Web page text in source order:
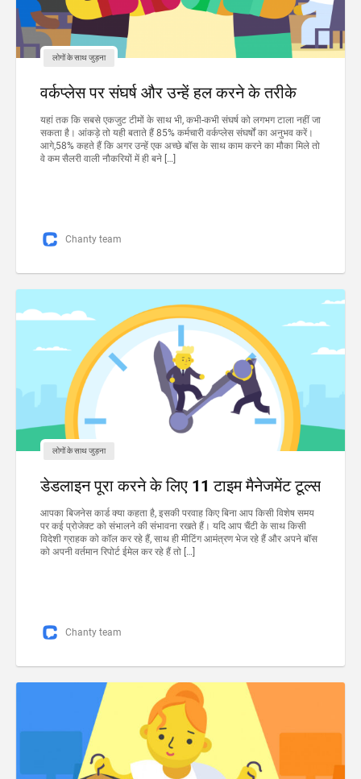
लोगों के साथ जुड़ना
वर्कप्लेस पर संघर्ष और उन्हें हल करने के तरीके
यहां तक ​​कि सबसे एकजुट टीमों के साथ भी, कभी-कभी संघर्ष को लगभग टाला नहीं जा
सकता है। आंकड़े तो यही बताते हैं 85% कर्मचारी वर्कप्लेस संघर्षों का अनुभव करें।
आगे,58% कहते हैं कि अगर उन्हें एक अच्छे बॉस के साथ काम करने का मौका मिले तो
वे कम सैलरी वाली नौकरियों में ही बने […]
Chanty team
लोगों के साथ जुड़ना
डेडलाइन पूरा करने के लिए 11 टाइम मैनेजमेंट टूल्स
आपका बिजनेस कार्ड क्या कहता है, इसकी परवाह किए बिना आप किसी विशेष समय
पर कई प्रोजेक्ट को संभालने की संभावना रखते हैं। यदि आप चैंटी के साथ किसी
विदेशी ग्राहक को कॉल कर रहे हैं, साथ ही मीटिंग आमंत्रण भेज रहे हैं और अपने बॉस
को अपनी वर्तमान रिपोर्ट ईमेल कर रहे हैं तो […]
Chanty team